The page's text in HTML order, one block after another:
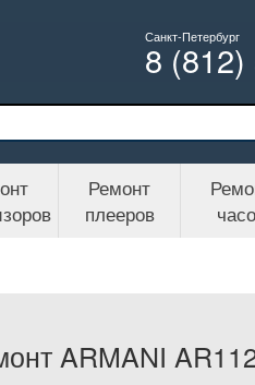
Санкт-Петербург
8 (812)
Ремонт
плееров
ARMANI